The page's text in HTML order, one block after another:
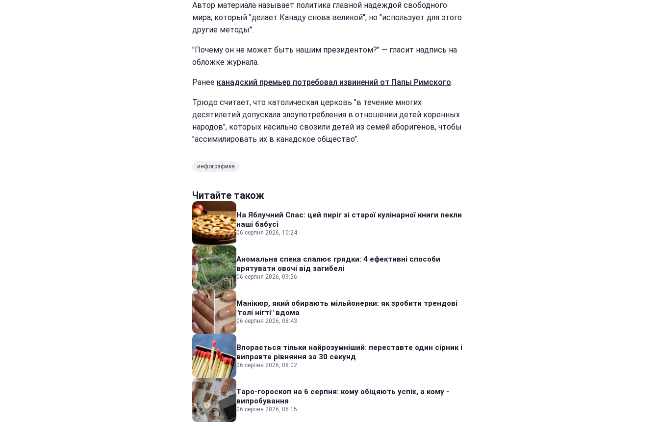
Автор материала называет политика главной надеждой свободного
мира, который "делает Канаду снова великой", но "использует для этого
другие методы".
"Почему он не может быть нашим президентом?" — гласит надпись на
обложке журнала.
Ранее канадский премьер потребовал извинений от Папы Римского.
Трюдо считает, что католическая церковь "в течение многих
десятилетий допускала злоупотребления в отношении детей коренных
народов", которых насильно свозили детей из семей аборигенов, чтобы
"ассимилировать их в канадское общество".
инфографика
Читайте також
На Яблучний Спас: цей пиріг зі старої кулінарної книги пекли
наші бабусі
06 серпня 2026, 10:24
Аномальна спека спалює грядки: 4 ефективні способи
врятувати овочі від загибелі
06 серпня 2026, 09:56
Манікюр, який обирають мільйонерки: як зробити трендові
"голі нігті" вдома
06 серпня 2026, 08:43
Впорається тільки найрозумніший: переставте один сірник і
виправте рівняння за 30 секунд
06 серпня 2026, 08:02
Таро-гороскоп на 6 серпня: кому обіцяють успіх, а кому -
випробування
06 серпня 2026, 06:15